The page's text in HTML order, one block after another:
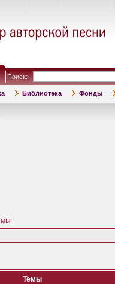
Поиск:
Библиотека Фонды
Темы